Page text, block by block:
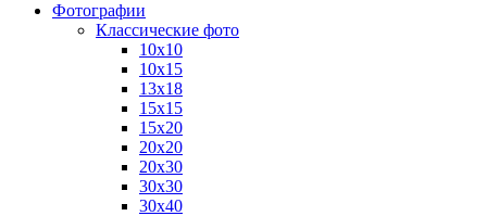
Фотографии
Классические фото
10х10
10х15
13х18
15х15
15х20
20х20
20х30
30х30
30х40